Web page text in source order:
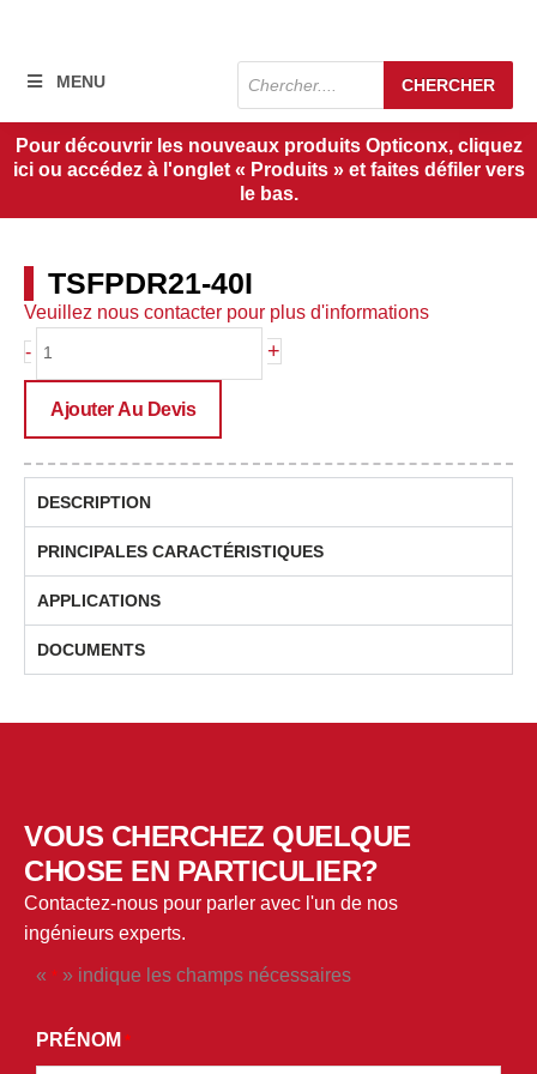
MENU
Recherche
de
produits
CHERCHER
Pour découvrir les nouveaux produits Opticonx, cliquez
ici ou accédez à l'onglet « Produits » et faites défiler vers
le bas.
TSFPDR21-40I
Veuillez nous contacter pour plus d'informations
-
TSFPDR21-
+
Ajouter Au Devis
DESCRIPTION
PRINCIPALES CARACTÉRISTIQUES
APPLICATIONS
DOCUMENTS
VOUS CHERCHEZ QUELQUE
CHOSE EN PARTICULIER?
Contactez-nous pour parler avec l'un de nos
ingénieurs experts.
« * » indique les champs nécessaires
PRÉNOM *
EN
SOUMETTANT
*